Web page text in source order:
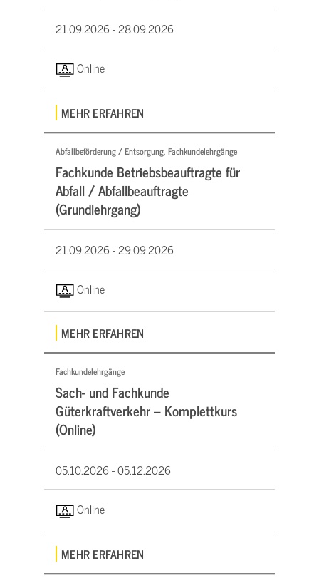
21.09.2026 -28.09.2026
Online
MEHR ERFAHREN
Abfallbeförderung / Entsorgung, Fachkundelehrgänge
Fachkunde Betriebsbeauftragte für
Abfall / Abfallbeauftragte
(Grundlehrgang)
21.09.2026 -29.09.2026
Online
MEHR ERFAHREN
Fachkundelehrgänge
Sach- und Fachkunde
Güterkraftverkehr – Komplettkurs
(Online)
05.10.2026 -05.12.2026
Online
MEHR ERFAHREN